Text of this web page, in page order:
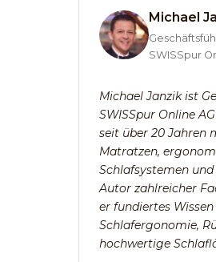
Michael
SWISSpur
Michael Janzik ist
SWISSpur Online
seit über 20 Jahren
Matratzen,
Schlafsystemen
Autor zahlreicher
er fundiertes
Schlafergonomie,
hochwertige